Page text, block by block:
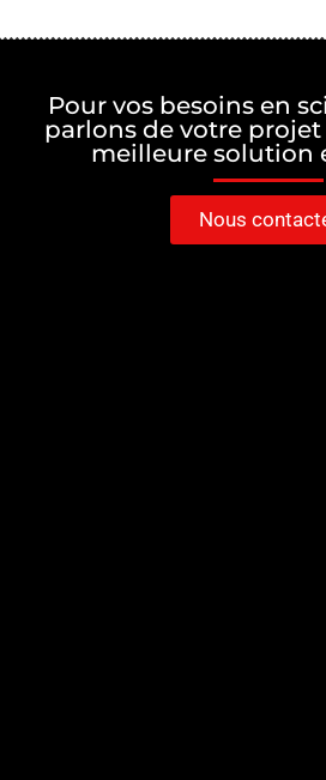
Pour vos besoins en
parlons de votre
meilleure solution
Nous